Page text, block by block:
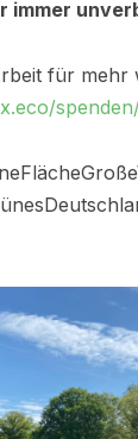
immer
für mehr